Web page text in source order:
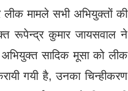
लीक मामले सभी अभियुक्तों की
रूपेन्द्र कुमार जायसवाल ने
सादिक मूसा को लीक
गयी है, उनका चिन्हीकरण